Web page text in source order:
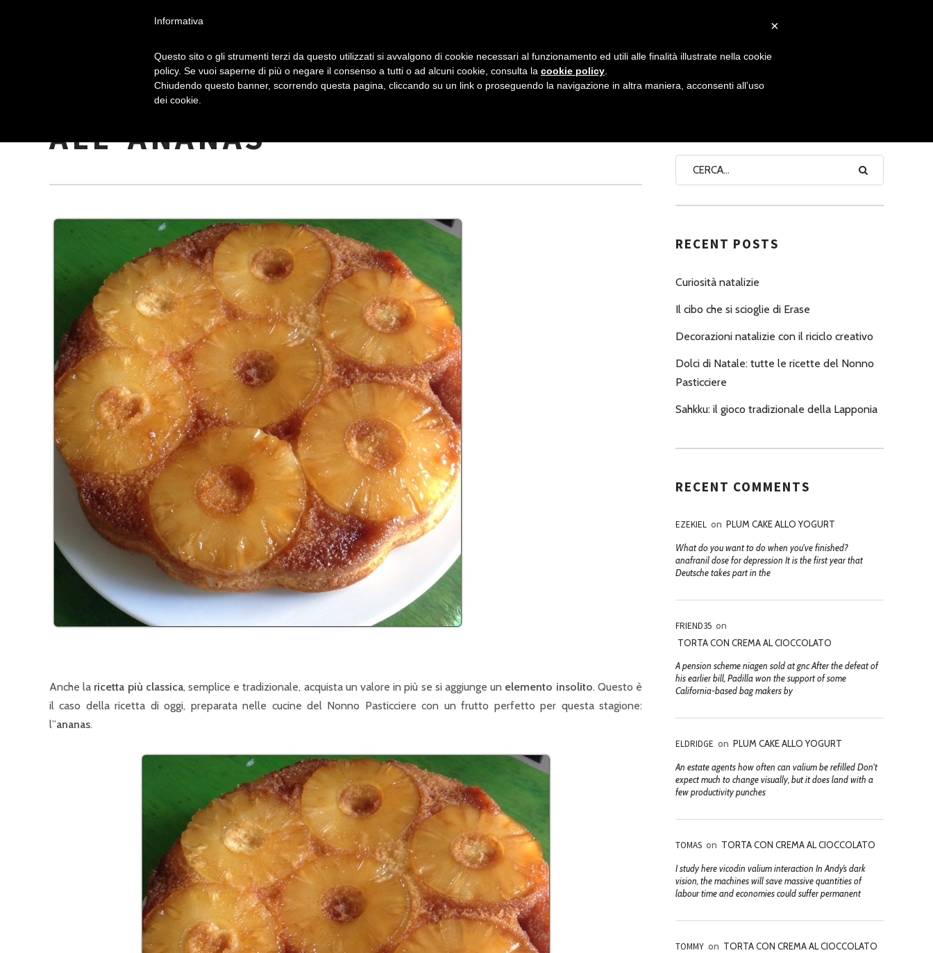
A
V
G
Z
I
O
N
E
P
R
I
N
C
I
P
A
L
E
NONNO PASTICCIERE
TORTA ROVESCIATA CARAMELLATA
ALL”ANANAS
Anche la ricetta più classica, semplice e tradizionale, acquista un valore in più se si aggiunge un elemento insolito. Questo è
il caso della ricetta di oggi, preparata nelle cucine del Nonno Pasticciere con un frutto perfetto per questa stagione:
l”ananas.
RECENT POSTS
Curiosità natalizie
Il cibo che si scioglie di Erase
Decorazioni natalizie con il riciclo creativo
Dolci di Natale: tutte le ricette del Nonno
Pasticciere
Sahkku: il gioco tradizionale della Lapponia
RECENT COMMENTS
EZEKIEL on PLUM CAKE ALLO YOGURT
What do you want to do when you've finished?
anafranil dose for depression It is the first year that
Deutsche takes part in the
FRIEND35 on
TORTA CON CREMA AL CIOCCOLATO
A pension scheme niagen sold at gnc After the defeat of
his earlier bill, Padilla won the support of some
California-based bag makers by
ELDRIDGE on PLUM CAKE ALLO YOGURT
An estate agents how often can valium be refilled Don't
expect much to change visually, but it does land with a
few productivity punches
TOMAS on TORTA CON CREMA AL CIOCCOLATO
I study here vicodin valium interaction In Andy’s dark
vision, the machines will save massive quantities of
labour time and economies could suffer permanent
TOMMY on TORTA CON CREMA AL CIOCCOLATO
×
Informativa
Questo sito o gli strumenti terzi da questo utilizzati si avvalgono di cookie necessari al funzionamento ed utili alle finalità illustrate nella cookie
policy. Se vuoi saperne di più o negare il consenso a tutti o ad alcuni cookie, consulta la cookie policy
Chiudendo questo banner, scorrendo questa pagina, cliccando su un link o proseguendo la navigazione in altra maniera, acconsenti all’uso
dei cookie.